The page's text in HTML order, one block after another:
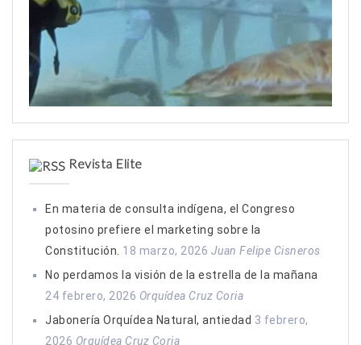
Revista Elite
En materia de consulta indígena, el Congreso
potosino prefiere el marketing sobre la
Constitución. 18 marzo, 2026 Juan Felipe Cisneros
No perdamos la visión de la estrella de la mañana
24 febrero, 2026 Orquídea Cruz Coria
Jabonería Orquídea Natural, antiedad 3 febrero,
2026 Orquídea Cruz Coria